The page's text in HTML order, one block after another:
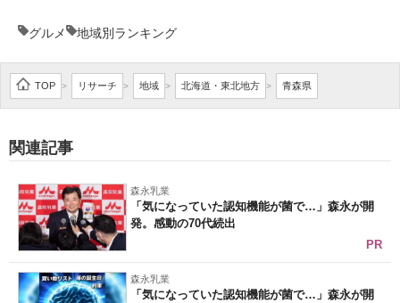
グルメ 地域別ランキング
TOP > リサーチ > 地域 > 北海道・東北地方 > 青森県
関連記事
森永乳業
「気になっていた認知機能が菌で…」森永が開
発。感動の70代続出
PR
森永乳業
「気になっていた認知機能が菌で…」森永が開